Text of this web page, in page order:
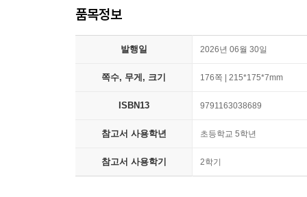
품목정보
발행일 2026년 06월 30일
쪽수, 무게, 크기 176쪽 | 215*175*7mm
ISBN13 9791163038689
참고서 사용학년 초등학교 5학년
참고서 사용학기 2학기